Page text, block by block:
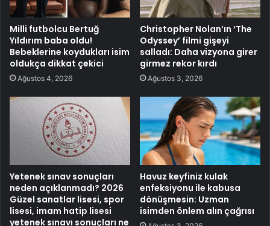
Milli futbolcu Bertuğ
Yıldırım baba oldu!
Bebeklerine koydukları isim
oldukça dikkat çekici
Ağustos 4, 2026
Christopher Nolan’ın ‘The
Odyssey’ filmi gişeyi
salladı: Daha vizyona girer
girmez rekor kırdı
Ağustos 3, 2026
Yetenek sınav sonuçları
neden açıklanmadı? 2026
Güzel sanatlar lisesi, spor
lisesi, imam hatip lisesi
yetenek sınavı sonuçları ne
Havuz keyfiniz kulak
enfeksiyonu ile kabusa
dönüşmesin: Uzman
isimden önlem alın çağrısı